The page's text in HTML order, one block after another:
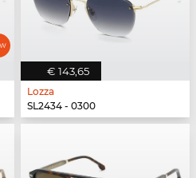
€ 143,65
Lozza
SL2434 - 0300